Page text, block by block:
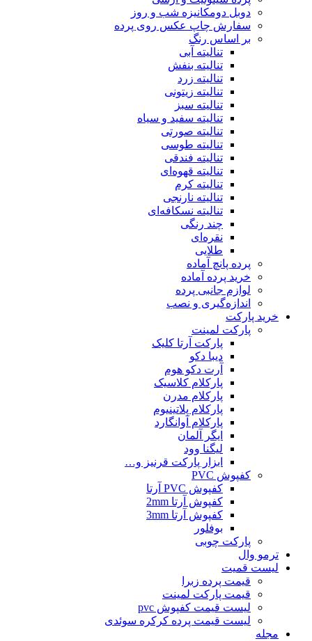
دوبل دومکانیزه شب و روز
سفارش چاپ عکس روی پرده
بر اساس رنگ
تنالیته آبی
تنالیته بنفش
تنالیته زرد
تنالیته زیتونی
تنالیته سبز
تنالیته سفید و سیاه
تنالیته صورتی
تنالیته طوسی
تنالیته فندقی
تنالیته قهوه‌ای
تنالیته کرم
تنالیته نارنجی
تنالیته نسکافه‌ای
چند رنگی
نقره‌ای
طلایی
پرده پانچ آماده
خرید پرده آماده
لوازم جانبی پرده
اندازه‌گیری و نصب
خرید پارکت
پارکت لمینت
پارکت آرتا کلیک
دیبا دکو
آرت دکو هوم
پارکلام کلاسیک
پارکلام مدرن
پارکلام پلاتینیوم
پارکلام آوانگارد
ایگر آلمان
لیگنا وود
ابزار پارکت قرنیز و…
کفپوش PVC
کفپوش PVC آرتا
کفپوش آرتا 2mm
کفپوش آرتا 3mm
بوفلور
پارکت چوبی
ترمو وال
لیست قمیت
قیمت پرده زبرا
قیمت پارکت لمینت
لیست قیمت کفپوش pvc
لیست قیمت پرده کرکره سوئدی
مجله